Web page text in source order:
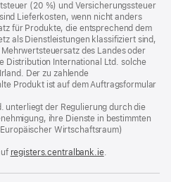
(20 %) und Versicherungssteuer
Lieferkosten, wenn nicht anders
für Produkte, die entsprechend dem
als Dienstleistungen klassifiziert sind,
des Landes oder
Distribution International Ltd. solche
Der zu zahlende
Produkt ist auf dem Auftragsformular
unterliegt der Regulierung durch die
ihre Dienste in bestimmten
Wirtschaftsraum)
registers.centralbank.ie(Öffnet
neues
.